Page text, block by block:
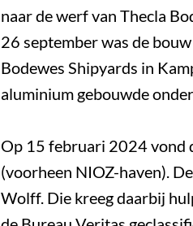
naar de werf van Thecla
26 september was de
Bodewes Shipyards in
aluminium gebouwde
Op 15 februari 2024 vond
(voorheen NIOZ-haven).
Wolff. Die kreeg daarbij